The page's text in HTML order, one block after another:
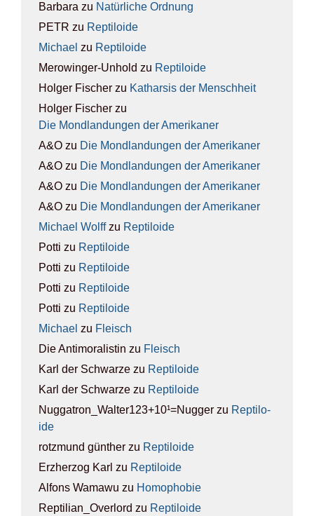
Barbara zu Natür­li­che Ord­nung
PETR zu Rep­ti­lo­ide
Michael zu Rep­ti­lo­ide
Merowinger-Unhold zu Rep­ti­lo­ide
Holger Fischer zu Kathar­sis der Mensch­heit
Holger Fischer zu
Die Mond­lan­dun­gen der Ame­ri­ka­ner
A&O zu Die Mond­lan­dun­gen der Ame­ri­ka­ner
A&O zu Die Mond­lan­dun­gen der Ame­ri­ka­ner
A&O zu Die Mond­lan­dun­gen der Ame­ri­ka­ner
A&O zu Die Mond­lan­dun­gen der Ame­ri­ka­ner
Michael Wolffzu Rep­ti­lo­ide
Potti zu Rep­ti­lo­ide
Potti zu Rep­ti­lo­ide
Potti zu Rep­ti­lo­ide
Potti zu Rep­ti­lo­ide
Michael zu Fleisch
Die Antimoralistin zu Fleisch
Karl der Schwarze zu Rep­ti­lo­ide
Karl der Schwarze zu Rep­ti­lo­ide
Nuggatron_Walter123+10¹=Nugger zu Rep­ti­lo­
ide
rotzmund günther zu Rep­ti­lo­ide
Erzherzog Karl zu Rep­ti­lo­ide
Alfons Wamawu zu Homo­pho­bie
Reptilian_Overlord zu Rep­ti­lo­ide